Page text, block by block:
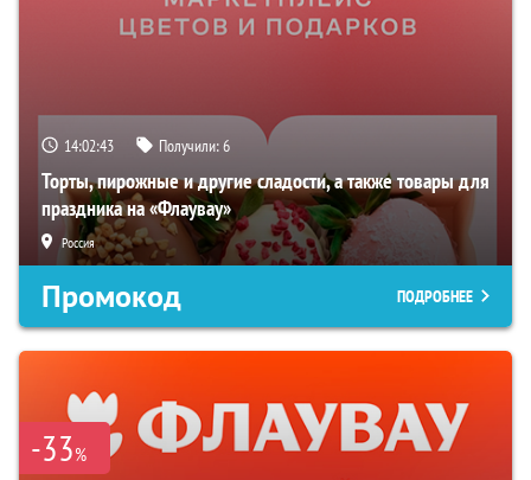
14:02:42 Получили:6
Торты, пирожные и другие сладости, а также товары для
праздника на «Флаувау»
Россия
Промокод ПОДРОБНЕЕ
-33%